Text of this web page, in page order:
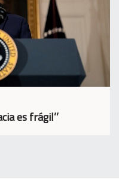
es frágil’’